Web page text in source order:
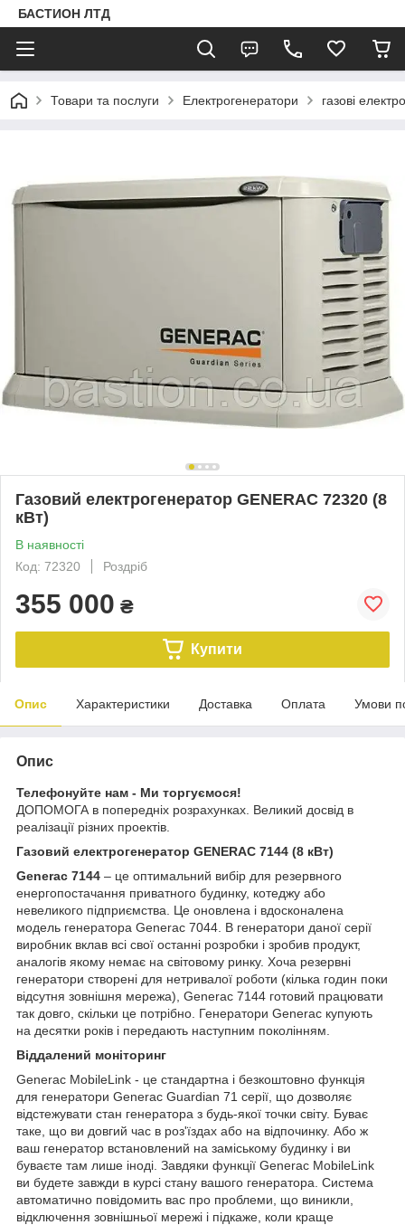
БАСТИОН ЛТД
Товари та послуги Електрогенератори газові
Газовий електрогенератор GENERAC 72320 (8
кВт)
В наявності
Код: 72320
Роздріб
355 000 ₴
Купити
Опис Характеристики Доставка Оплата Умови
Опис
Телефонуйте нам - Ми торгуємося!
ДОПОМОГА в попередніх розрахунках. Великий досвід в
реалізації різних проектів.
Газовий електрогенератор GENERAC 7144 (8 кВт)
Generac 7144 – це оптимальний вибір для резервного
енергопостачання приватного будинку, котеджу або
невеликого підприємства. Це оновлена і вдосконалена
модель генератора Generac 7044. В генератори даної серії
виробник вклав всі свої останні розробки і зробив продукт,
аналогів якому немає на світовому ринку. Хоча резервні
генератори створені для нетривалої роботи (кілька годин поки
відсутня зовнішня мережа), Generac 7144 готовий працювати
так довго, скільки це потрібно. Генератори Generac купують
на десятки років і передають наступним поколінням.
Віддалений моніторинг
Generac MobileLink - це стандартна і безкоштовно функція
для генератори Generac Guardian 71 серії, що дозволяє
відстежувати стан генератора з будь-якої точки світу. Буває
таке, що ви довгий час в роз'їздах або на відпочинку. Або ж
ваш генератор встановлений на заміському будинку і ви
буваєте там лише іноді. Завдяки функції Generac MobileLink
ви будете завжди в курсі стану вашого генератора. Система
автоматично повідомить вас про проблеми, що виникли,
відключення зовнішньої мережі і підкаже, коли краще